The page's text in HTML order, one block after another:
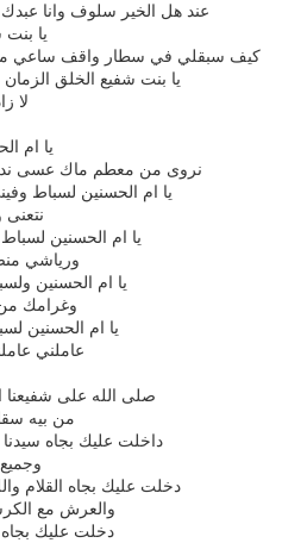
عند هل الخير سلوف وانا
يا بنت
كيف سبقلي في سطار واقف ساعي
يا بنت شفيع الخلق
لا
يا ام
نروى من معطم ماك عسى
يا ام الحسنين لسباط
يا ام الحسنين
ورياشي
يا ام الحسنين
وغرامك
يا ام الحسنين
عاملني
صلى الله على شفيعنا
من بيه
داخلت عليك بجاه
دخلت عليك بجاه القلام
والعرش مع
دخلت عليك بجاه